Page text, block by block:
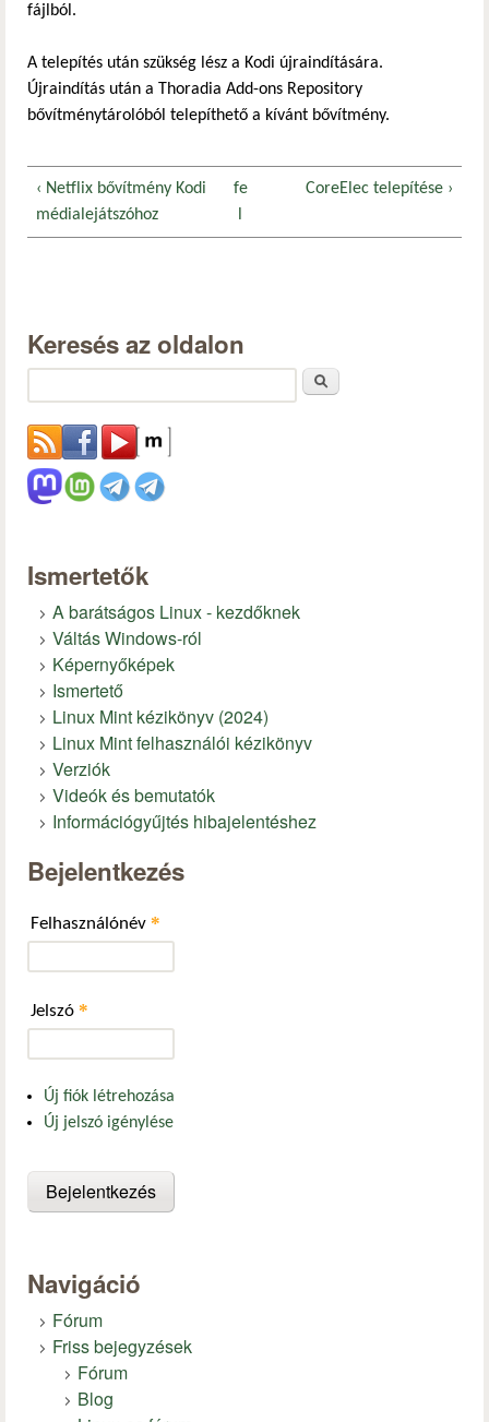
fájlból.
A telepítés után szükség lész a Kodi újraindítására.
Újraindítás után a Thoradia Add-ons Repository
bővítménytárolóból telepíthető a kívánt bővítmény.
‹ Netflix bővítmény Kodi
médialejátszóhoz
fe
CoreElec telepítése ›
Keresés az oldalon
Ismertetők
A barátságos Linux - kezdőknek
Váltás Windows-ról
Képernyőképek
Ismertető
Linux Mint kézikönyv (2024)
Linux Mint felhasználói kézikönyv
Verziók
Videók és bemutatók
Információgyűjtés hibajelentéshez
Bejelentkezés
Felhasználónév *
Jelszó *
Új fiók létrehozása
Új jelszó igénylése
Navigáció
Fórum
Friss bejegyzések
Fórum
Blog